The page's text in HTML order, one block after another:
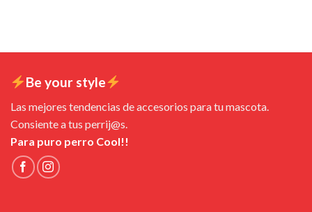
Be your style
Las mejores tendencias de accesorios para tu mascota.
Consiente a tus perrij@s.
Para puro perro Cool!!